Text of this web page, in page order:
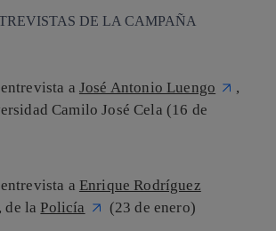
DE LA CAMPAÑA
a José Antonio Luengo
,
Camilo José Cela (16 de
a Enrique Rodríguez
, de laPolicía (23 de enero)